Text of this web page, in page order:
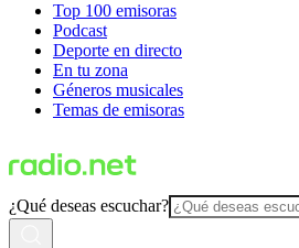
Top 100 emisoras
Podcast
Deporte en directo
En tu zona
Géneros musicales
Temas de emisoras
¿Qué deseas escuchar?